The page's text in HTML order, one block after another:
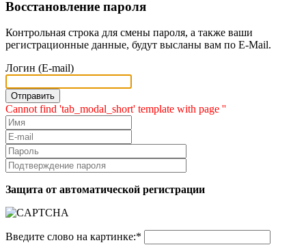
Восстановление пароля
Контрольная строка для смены пароля, а также ваши
регистрационные данные, будут высланы вам по E-Mail.
Логин (E-mail)
Cannot find 'tab_modal_short' template with page ''
Защита от автоматической регистрации
Введите слово на картинке:*